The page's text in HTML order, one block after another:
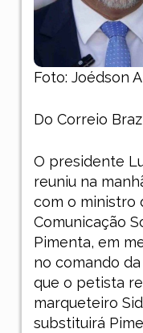
Foto: Joédson
Do Correio
O presidente
reuniu na
com o ministro
Comunicação
Pimenta, em
no comando
que o petista
marqueteiro
substituirá